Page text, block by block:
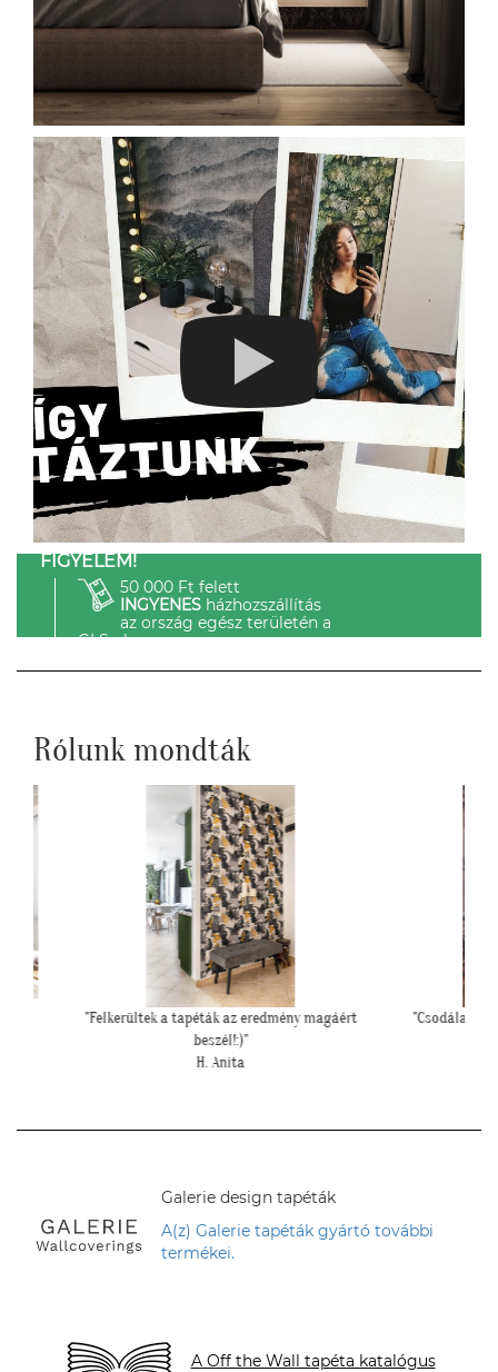
FIGYELEM!
50 000 Ft felett
INGYENESházhozszállítás
az ország egész területén a
GLS-el.
Rólunk mondták
"Csodálatos a fotótapéta még szebb mint ahogy
gondoltam!"
L. Ilona
Galerie design tapéták
A(z) Galerie tapéták gyártó további
termékei.
A Off the Wall tapéta katalógus